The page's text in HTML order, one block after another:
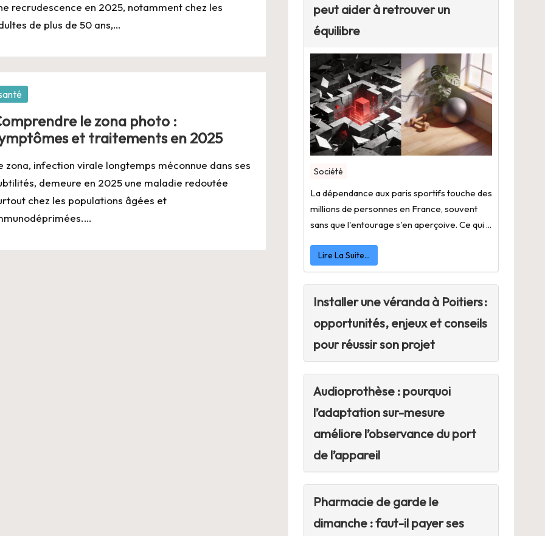
recrudescence en 2025, notamment chez les
de plus de 50 ans,…
le zona photo :
et traitements en 2025
zona, infection virale longtemps méconnue dans ses
demeure en 2025 une maladie redoutée
chez les populations âgées et
peut aider à retrouver un
équilibre
Société
La dépendance aux paris sportifs touche des
millions de personnes en France, souvent
sans que l'entourage s'en aperçoive. Ce qui ...
Lire La Suite…
Installer une véranda à Poitiers :
opportunités, enjeux et conseils
pour réussir son projet
Audioprothèse : pourquoi
l’adaptation sur-mesure
améliore l’observance du port
de l’appareil
Pharmacie de garde le
dimanche : faut-il payer ses